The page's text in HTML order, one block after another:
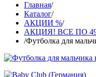
Главная/
Каталог/
АКЦИИ %/
АКЦИЯ! ВСЕ ПО
/Футболка для